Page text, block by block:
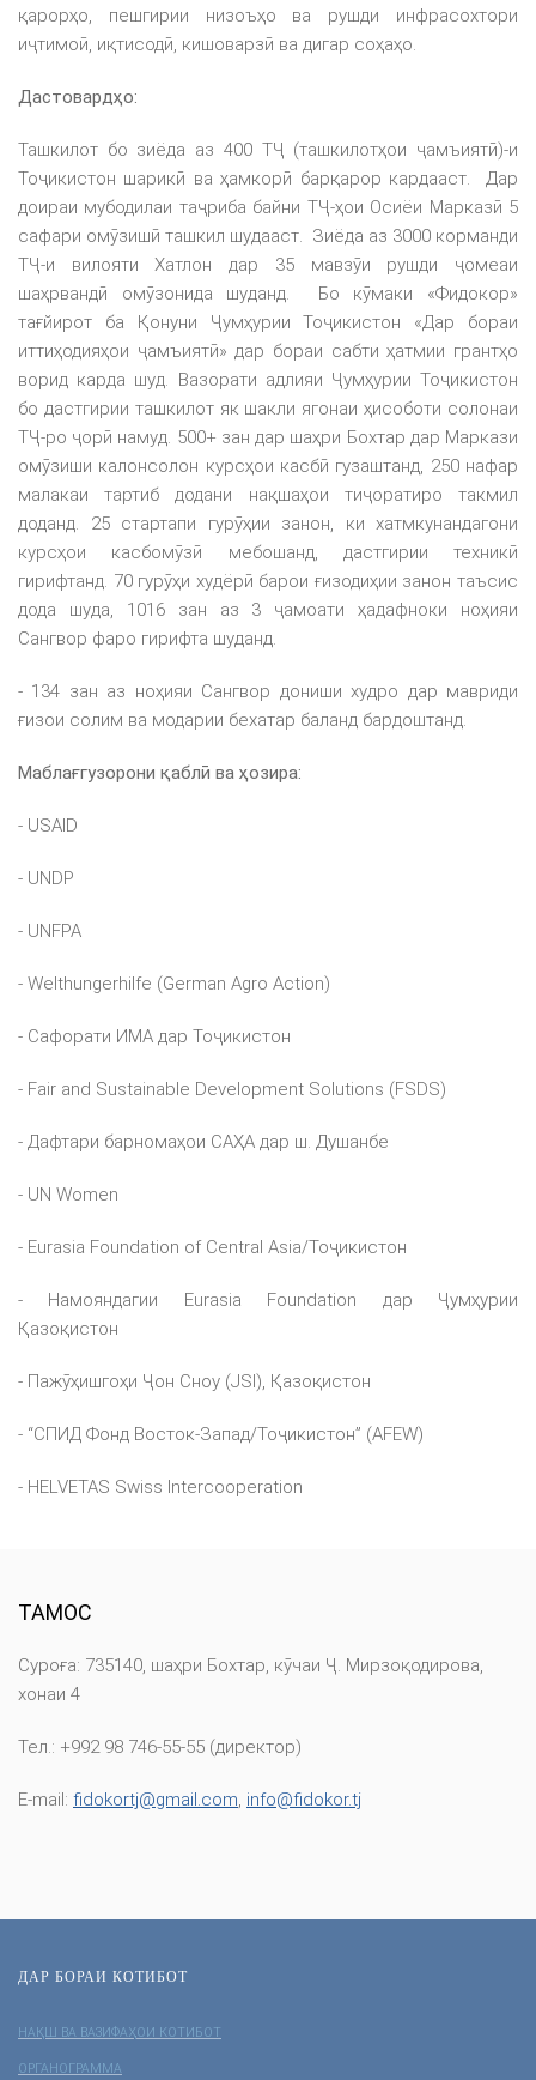
қарорҳо, пешгирии низоъҳо ва рушди инфрасохтори
иҷтимоӣ, иқтисодӣ, кишоварзӣ ва дигар соҳаҳо.
Дастовардҳо:
Ташкилот бо зиёда аз 400 ТҶ (ташкилотҳои ҷамъиятӣ)-и
Тоҷикистон шарикӣ ва ҳамкорӣ барқарор кардааст. Дар
доираи мубодилаи таҷриба байни ТҶ-ҳои Осиёи Марказӣ 5
сафари омӯзишӣ ташкил шудааст. Зиёда аз 3000 корманди
ТҶ-и вилояти Хатлон дар 35 мавзӯи рушди ҷомеаи
шаҳрвандӣ омӯзонида шуданд. Бо кӯмаки «Фидокор»
тағйирот ба Қонуни Ҷумҳурии Тоҷикистон «Дар бораи
иттиҳодияҳои ҷамъиятӣ» дар бораи сабти ҳатмии грантҳо
ворид карда шуд. Вазорати адлияи Ҷумҳурии Тоҷикистон
бо дастгирии ташкилот як шакли ягонаи ҳисоботи солонаи
ТҶ-ро ҷорӣ намуд. 500+ зан дар шаҳри Бохтар дар Маркази
омӯзиши калонсолон курсҳои касбӣ гузаштанд, 250 нафар
малакаи тартиб додани нақшаҳои тиҷоратиро такмил
доданд. 25 стартапи гурӯҳии занон, ки хатмкунандагони
курсҳои касбомӯзӣ мебошанд, дастгирии техникӣ
гирифтанд. 70 гурӯҳи худёрӣ барои ғизодиҳии занон таъсис
дода шуда, 1016 зан аз 3 ҷамоати ҳадафноки ноҳияи
Сангвор фаро гирифта шуданд.
- 134 зан аз ноҳияи Сангвор дониши худро дар мавриди
ғизои солим ва модарии бехатар баланд бардоштанд.
Маблағгузорони қаблӣ ва ҳозира:
- USAID
- UNDP
- UNFPA
- Welthungerhilfe (German Agro Action)
- Сафорати ИМА дар Тоҷикистон
- Fair and Sustainable Development Solutions (FSDS)
- Дафтари барномаҳои САҲА дар ш. Душанбе
- UN Women
- Eurasia Foundation of Central Asia/Тоҷикистон
- Намояндагии Eurasia Foundation дар Ҷумҳурии
Қазоқистон
- Пажӯҳишгоҳи Ҷон Сноу (JSI), Қазоқистон
- “СПИД Фонд Восток-Запад/Тоҷикистон” (AFEW)
- HELVETAS Swiss Intercooperation
ТАМОС
Суроға: 735140, шаҳри Бохтар, кӯчаи Ҷ. Мирзоқодирова,
хонаи 4
Тел.: +992 98 746-55-55 (директор)
E-mail: fidokortj@gmail.com, info@fidokor.tj
ДАР БОРАИ КОТИБОТ
НАҚШ ВА ВАЗИФАҲОИ КОТИБОТ
ОРГАНОГРАММА